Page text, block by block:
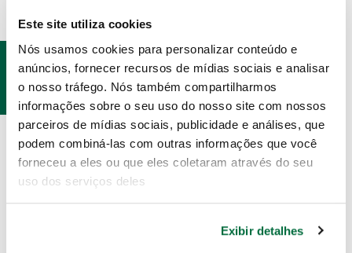
Este site utiliza cookies
Nós usamos cookies para personalizar conteúdo e
anúncios, fornecer recursos de mídias sociais e analisar
o nosso tráfego. Nós também compartilharmos
informações sobre o seu uso do nosso site com nossos
parceiros de mídias sociais, publicidade e análises, que
podem combiná-las com outras informações que você
forneceu a eles ou que eles coletaram através do seu
uso dos serviços deles
Exibir detalhes
PRODUTOS
RELACIONADOS